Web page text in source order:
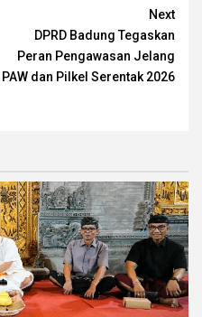
Next
DPRD Badung Tegaskan
Peran Pengawasan Jelang
PAW dan Pilkel Serentak 2026